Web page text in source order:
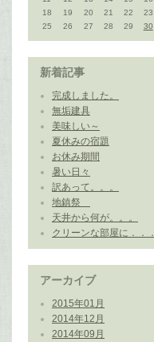
18
19 20 21 22 23
25
26 27 28 29 30
新着記事
完成しました。
無垢建具
美味しい～
夏休みの宿題
お休み期間
暑い日々
訳あって。。。
地鎮祭
天井から何が。。。
クリーンな部屋に．．．
アーカイブ
2015年01月
2014年12月
2014年09月